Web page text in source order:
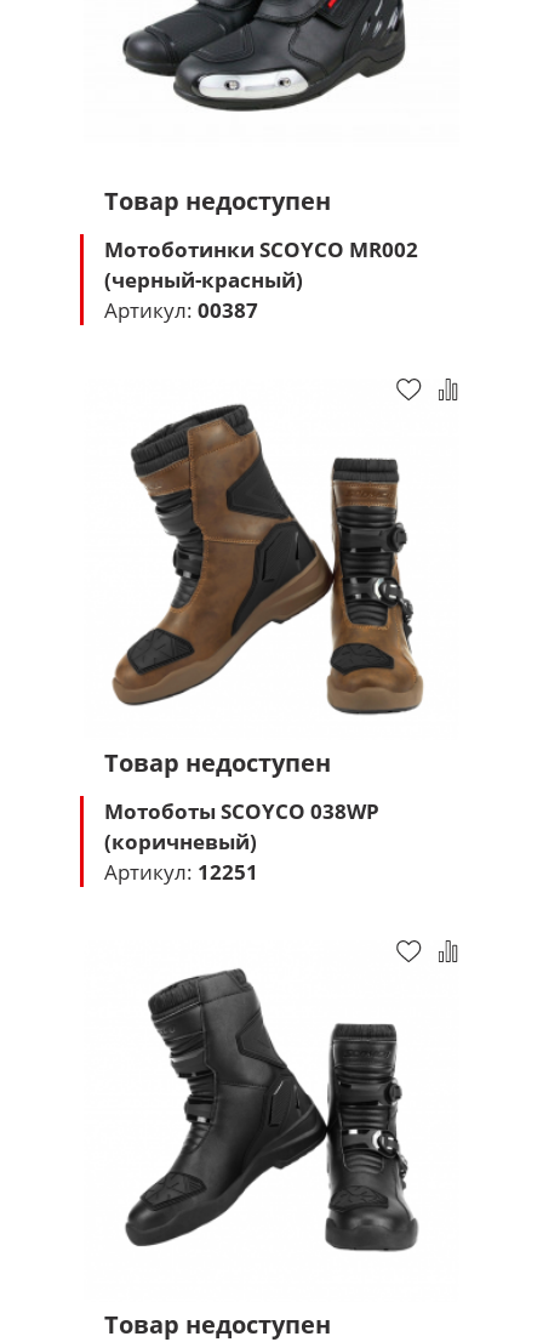
Товар недоступен
Мотоботинки SCOYCO MR002
(черный-красный)
Артикул: 00387
Товар недоступен
Мотоботы SCOYCO 038WP
(коричневый)
Артикул: 12251
Товар недоступен